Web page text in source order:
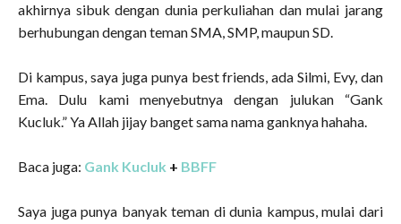
akhirnya sibuk dengan dunia perkuliahan dan mulai jarang
berhubungan dengan teman SMA, SMP, maupun SD.
Di kampus, saya juga punya best friends, ada Silmi, Evy, dan
Ema. Dulu kami menyebutnya dengan julukan “Gank
Kucluk.” Ya Allah jijay banget sama nama ganknya hahaha.
Baca juga: Gank Kucluk + BBFF
Saya juga punya banyak teman di dunia kampus, mulai dari